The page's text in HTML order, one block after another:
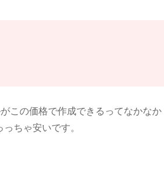
この価格で作成できるってなかなか
っちゃ安いです。